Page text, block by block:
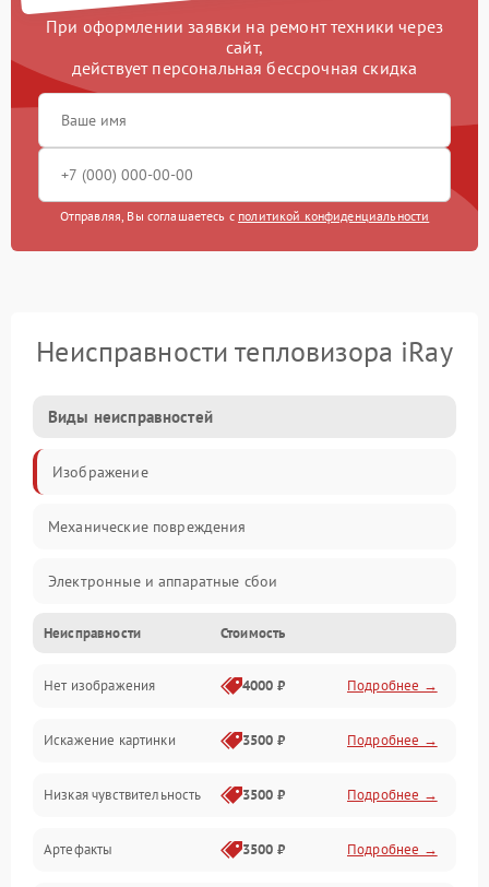
При оформлении заявки на ремонт техники через
сайт,
действует персональная бессрочная скидка
Отправляя, Вы соглашаетесь с политикой конфиденциальности
Неисправности тепловизора iRay
Виды неисправностей
Изображение
Механические повреждения
Электронные и аппаратные сбои
Неисправности сенсора и оптики
Программные ошибки
Электропитание
Измерения
Матрица
Неисправности Стоимость
Нет изображения 4000 ₽ Подробнее →
Искажение картинки 3500 ₽ Подробнее →
Низкая чувствительность 3500 ₽ Подробнее →
Артефакты 3500 ₽ Подробнее →